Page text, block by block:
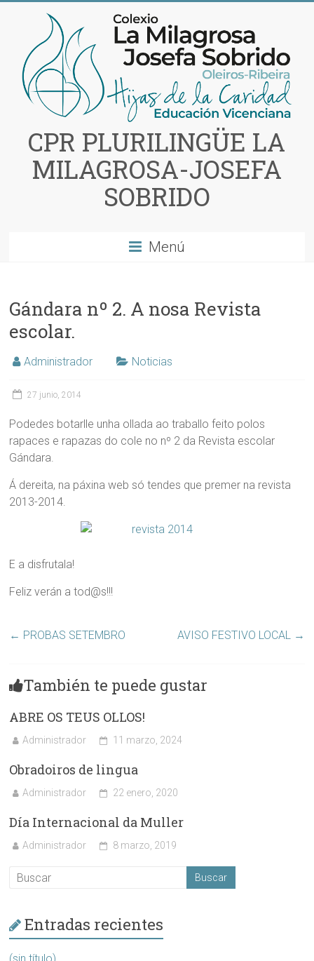
contenido
CPR PLURILINGÜE LA
MILAGROSA-JOSEFA
SOBRIDO
Menú
Gándara nº 2. A nosa Revista
escolar.
Administrador Noticias
27 junio, 2014
Podedes botarlle unha ollada ao traballo feito polos
rapaces e rapazas do cole no nº 2 da Revista escolar
Gándara.
Á dereita, na páxina web só tendes que premer na revista
2013-2014.
E a disfrutala!
Feliz verán a tod@s!!!
← PROBAS SETEMBRO AVISO FESTIVO LOCAL →
También te puede gustar
ABRE OS TEUS OLLOS!
Administrador 11 marzo, 2024
Obradoiros de lingua
Administrador 22 enero, 2020
Día Internacional da Muller
Administrador 8 marzo, 2019
Entradas recientes